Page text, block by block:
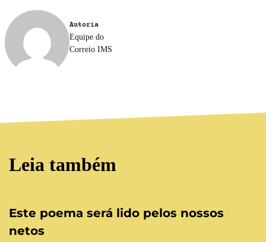
Autoria
Equipe do
Correio IMS
Leia também
Este poema será lido pelos nossos
netos